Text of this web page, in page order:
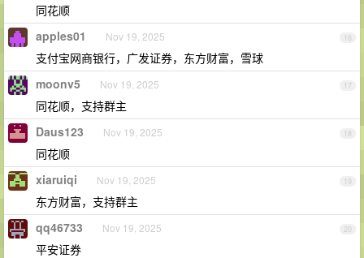
同花顺
16
apples01 Nov 19, 2025
支付宝网商银行，广发证券，东方财富，雪球
17
moonv5 Nov 19, 2025
同花顺，支持群主
18
Daus123 Nov 19, 2025
同花顺
19
xiaruiqi Nov 19, 2025
东方财富，支持群主
20
qq46733 Nov 19, 2025
平安证券